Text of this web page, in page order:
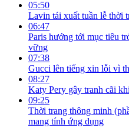
05:50
Lavin tái xuất tuần lễ thời
06:47
Paris hướng tới mục tiêu
vững
07:38
Gucci lên tiếng xin lỗi vì
08:27
Katy Pery gây tranh cãi
09:25
Thời trang thông minh
mang tính ứng dụng